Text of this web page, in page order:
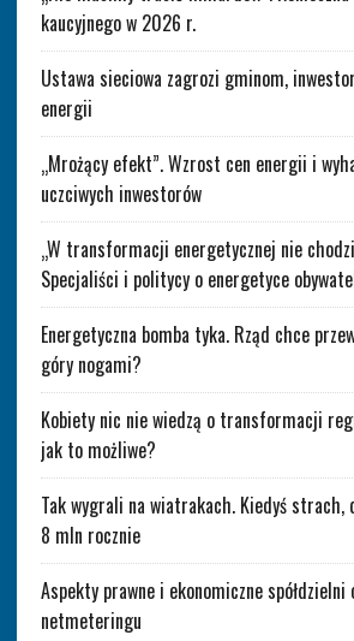
kaucyjnego w 2026 r.
Ustawa sieciowa zagrozi gminom,
energii
„Mrożący efekt”. Wzrost cen energii i
uczciwych inwestorów
„W transformacji energetycznej nie
Specjaliści i politycy o energetyce
Energetyczna bomba tyka. Rząd chce
góry nogami?
Kobiety nic nie wiedzą o transformacji
jak to możliwe?
Tak wygrali na wiatrakach. Kiedyś strach,
8 mln rocznie
Aspekty prawne i ekonomiczne spółdzielni
netmeteringu